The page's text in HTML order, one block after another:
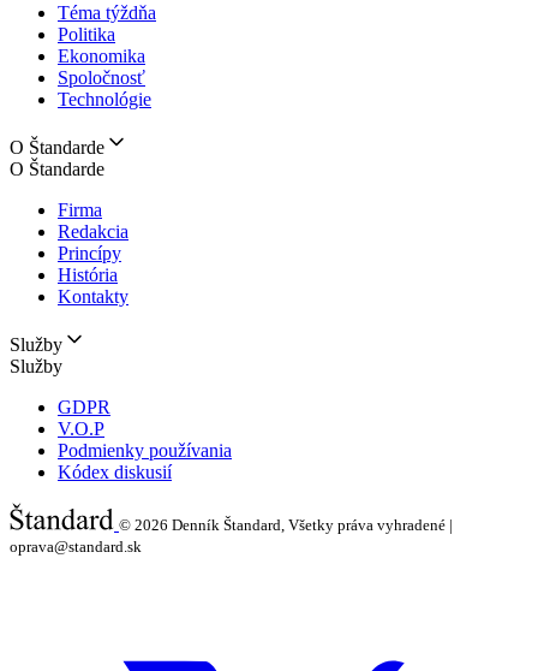
Téma týždňa
Politika
Ekonomika
Spoločnosť
Technológie
O Štandarde
O Štandarde
Firma
Redakcia
Princípy
História
Kontakty
Služby
Služby
GDPR
V.O.P
Podmienky používania
Kódex diskusií
© 2026 Denník Štandard, Všetky práva vyhradené |
oprava@standard.sk